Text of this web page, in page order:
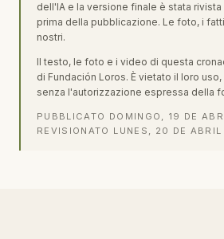
dell'IA e la versione finale è stata
prima della pubblicazione. Le foto, i
nostri.
Il testo, le foto e i video di questa
di Fundación Loros. È vietato il loro
senza l'autorizzazione espressa della
PUBBLICATO DOMINGO, 19 DE
REVISIONATO LUNES, 20 DE